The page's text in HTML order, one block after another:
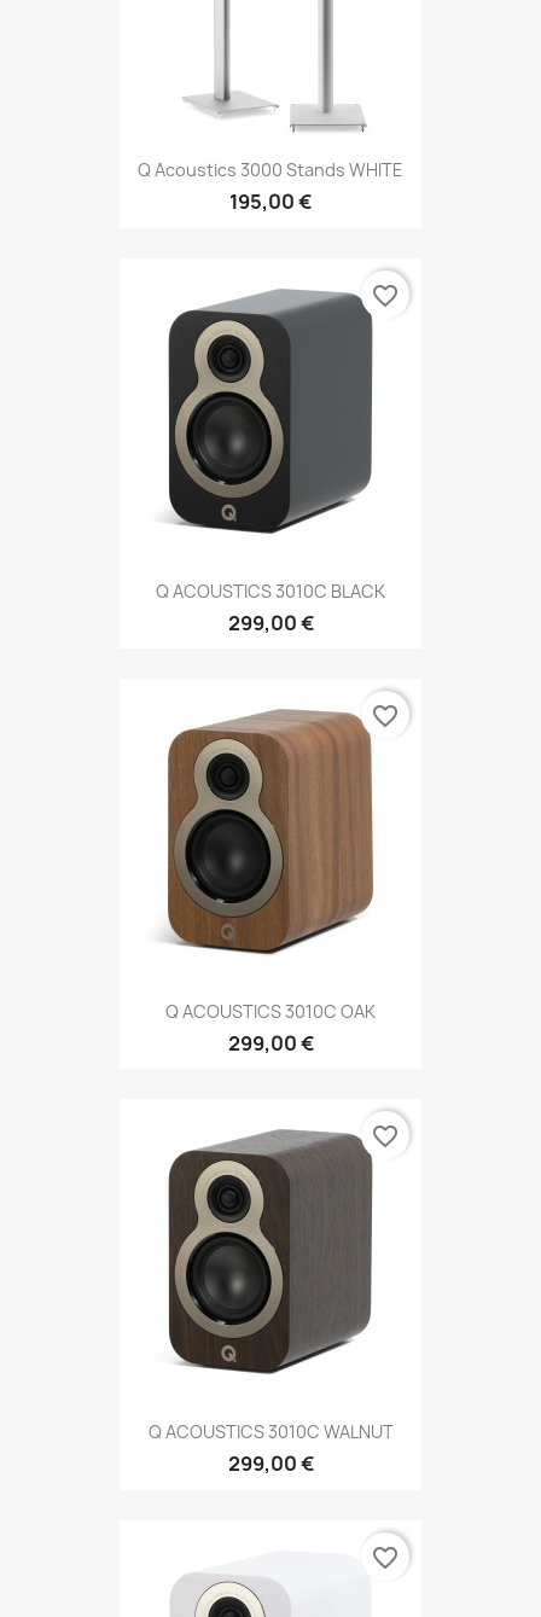
Q Acoustics 3000 Stands WHITE
195,00 €
Q ACOUSTICS 3010C BLACK
299,00 €
favorite_border
Q ACOUSTICS 3010C OAK
299,00 €
favorite_border
Q ACOUSTICS 3010C WALNUT
299,00 €
favorite_border
favorite_border